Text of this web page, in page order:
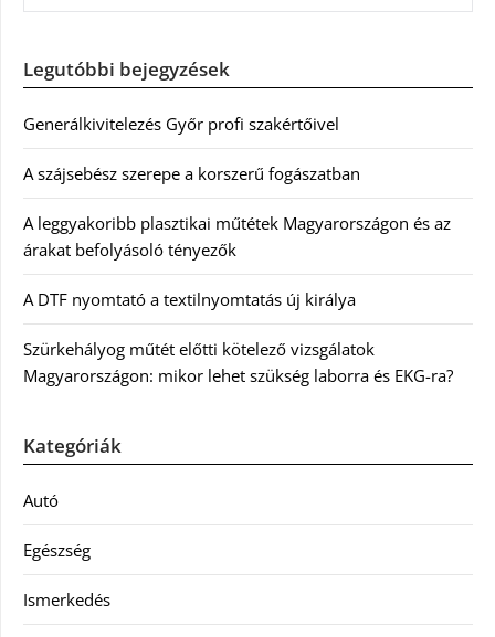
Legutóbbi bejegyzések
Generálkivitelezés Győr profi szakértőivel
A szájsebész szerepe a korszerű fogászatban
A leggyakoribb plasztikai műtétek Magyarországon és az
árakat befolyásoló tényezők
A DTF nyomtató a textilnyomtatás új királya
Szürkehályog műtét előtti kötelező vizsgálatok
Magyarországon: mikor lehet szükség laborra és EKG-ra?
Kategóriák
Autó
Egészség
Ismerkedés